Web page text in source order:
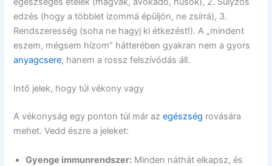
edzés (hogy a többlet izommá épüljön, ne zsírrá), 3.
Rendszeresség (soha ne hagyj ki étkezést!). A „mindent
eszem, mégsem hízom” hátterében gyakran nem a gyors
anyagcsere, hanem a rossz felszívódás áll.
Intő jelek, hogy túl vékony vagy
A vékonyság egy ponton túl már azegészség rovására
mehet. Vedd észre a jeleket:
Gyenge immunrendszer: Minden náthát elkapsz, és